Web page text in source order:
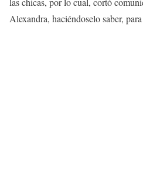
Alexandra, haciéndoselo saber,